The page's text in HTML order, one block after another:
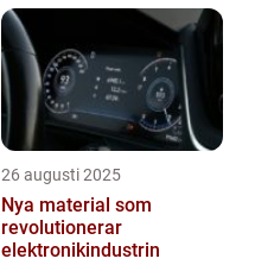
26 augusti 2025
Nya material som
revolutionerar
elektronikindustrin